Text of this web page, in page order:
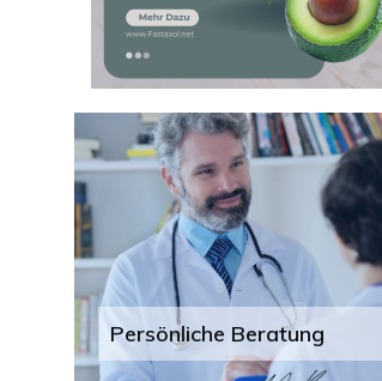
Persönliche Beratung